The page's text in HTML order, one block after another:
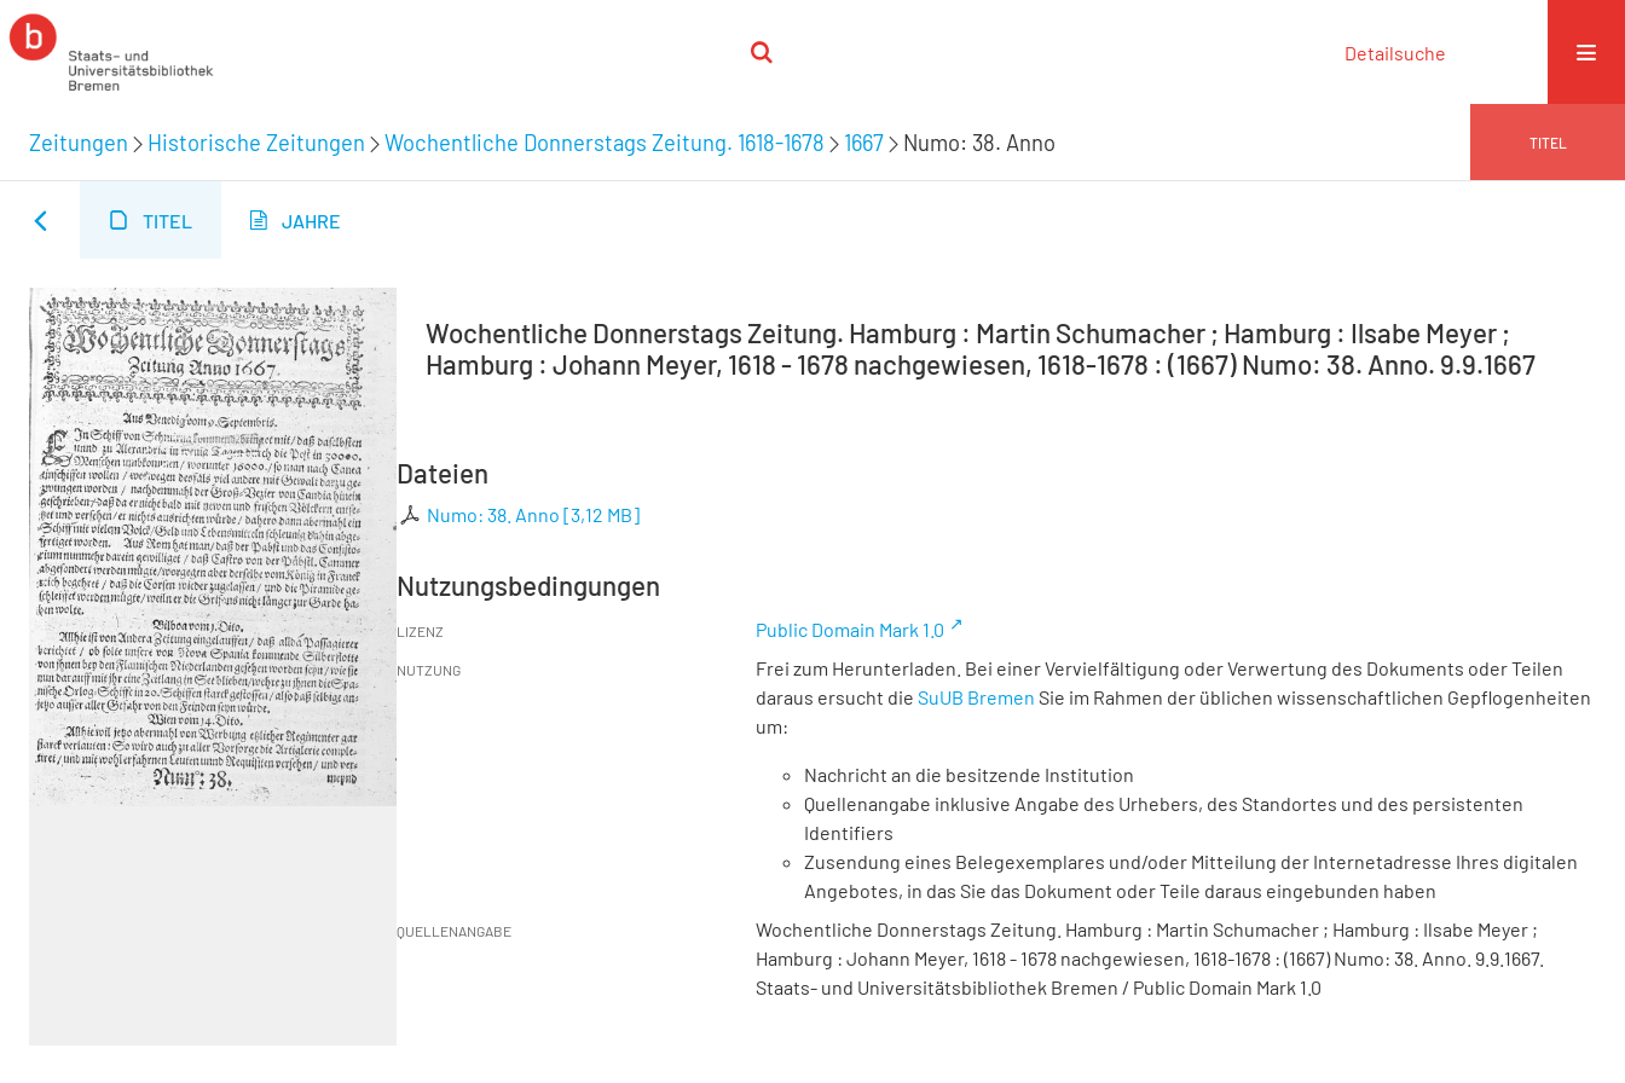
Detailsuche
Zeitungen Historische Zeitungen Wochentliche Donnerstags Zeitung. 1618-1678 1667 Numo: 38. Anno TITEL
TITEL JAHRE
Wochentliche Donnerstags Zeitung. Hamburg : Martin Schumacher ; Hamburg : Ilsabe Meyer ;
Hamburg : Johann Meyer, 1618 - 1678 nachgewiesen, 1618-1678 : (1667) Numo: 38. Anno. 9.9.1667
Dateien
Numo: 38. Anno [3,12 MB]
Nutzungsbedingungen
LIZENZ Public Domain Mark 1.0
NUTZUNG
Frei zum Herunterladen. Bei einer Vervielfältigung oder Verwertung des Dokuments oder Teilen
daraus ersucht die SuUB Bremen Sie im Rahmen der üblichen wissenschaftlichen Gepflogenheiten
um:
Nachricht an die besitzende Institution
Quellenangabe inklusive Angabe des Urhebers, des Standortes und des persistenten
Identifiers
Zusendung eines Belegexemplares und/oder Mitteilung der Internetadresse Ihres digitalen
Angebotes, in das Sie das Dokument oder Teile daraus eingebunden haben
QUELLENANGABE
Wochentliche Donnerstags Zeitung. Hamburg : Martin Schumacher ; Hamburg : Ilsabe Meyer ;
Hamburg : Johann Meyer, 1618 - 1678 nachgewiesen, 1618-1678 : (1667) Numo: 38. Anno. 9.9.1667.
Staats- und Universitätsbibliothek Bremen / Public Domain Mark 1.0